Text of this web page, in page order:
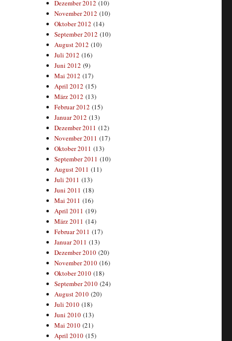
Dezember 2012 (10)
November 2012 (10)
Oktober 2012 (14)
September 2012 (10)
August 2012 (10)
Juli 2012 (16)
Juni 2012 (9)
Mai 2012 (17)
April 2012 (15)
März 2012 (13)
Februar 2012 (15)
Januar 2012 (13)
Dezember 2011 (12)
November 2011 (17)
Oktober 2011 (13)
September 2011 (10)
August 2011 (11)
Juli 2011 (13)
Juni 2011 (18)
Mai 2011 (16)
April 2011 (19)
März 2011 (14)
Februar 2011 (17)
Januar 2011 (13)
Dezember 2010 (20)
November 2010 (16)
Oktober 2010 (18)
September 2010 (24)
August 2010 (20)
Juli 2010 (18)
Juni 2010 (13)
Mai 2010 (21)
April 2010 (15)